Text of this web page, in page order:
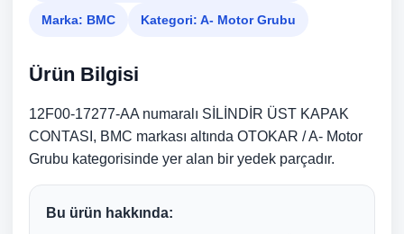
Marka: BMC Kategori: A- Motor Grubu
Ürün Bilgisi
12F00-17277-AA numaralı SİLİNDİR ÜST KAPAK
CONTASI, BMC markası altında OTOKAR / A- Motor
Grubu kategorisinde yer alan bir yedek parçadır.
Bu ürün hakkında: